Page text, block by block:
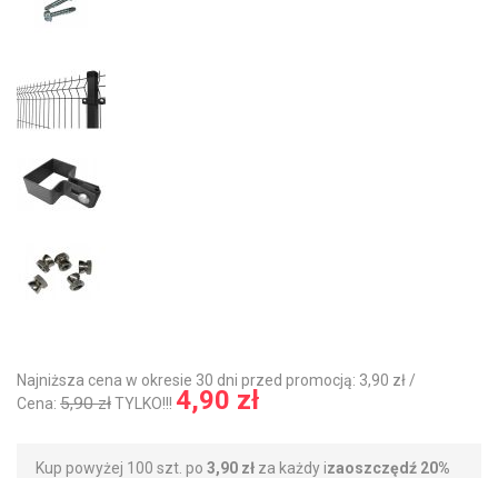
Najniższa cena w okresie 30 dni przed promocją: 3,90 zł /
Cena: 5,90 złTYLKO!!! 4,90 zł
Kup powyżej 100 szt. po3,90 zł za każdy izaoszczędź 20%